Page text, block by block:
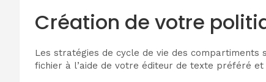
Création de votre
Les stratégies de cycle de vie des compartiments
fichier à l’aide de votre éditeur de texte préféré et